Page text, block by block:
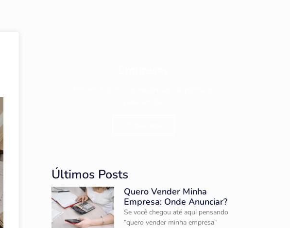
Últimos Posts
Quero Vender Minha
Empresa: Onde Anunciar?
Se você chegou até aqui pensando
“quero vender minha empresa“